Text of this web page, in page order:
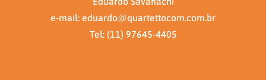
e-mail: eduardo@quartettocom.com.br
Tel: (11) 97645-4405